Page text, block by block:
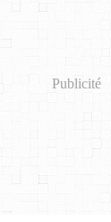
Publicité